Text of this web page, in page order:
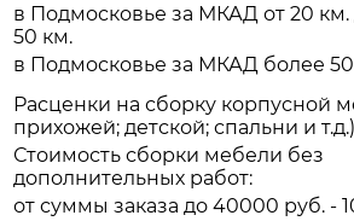
в Подмосковье за МКАД от 20 км.
50 км.
в Подмосковье за МКАД более
Расценки на сборку корпусной
прихожей; детской; спальни и т.д.)
Стоимость сборки мебели без
дополнительных работ:
от суммы заказа до 40000 руб. -